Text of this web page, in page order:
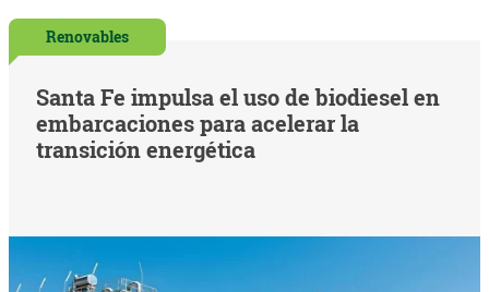
Renovables
Santa Fe impulsa el uso de biodiesel en
embarcaciones para acelerar la
transición energética